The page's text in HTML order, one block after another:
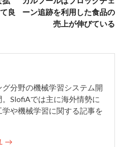
n l
良
ーン追跡を利用した食品の
売上が伸びている
分野の機械学習システム開
SlofiAでは主に海外情勢に
や機械学習に関する記事を
→